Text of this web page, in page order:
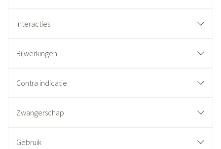
Interacties
Bijwerkingen
Contra indicatie
Zwangerschap
Gebruik